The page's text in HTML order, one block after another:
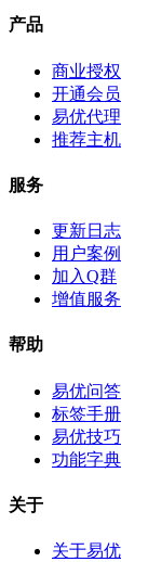
产品
商业授权
开通会员
易优代理
推荐主机
服务
更新日志
用户案例
加入Q群
增值服务
帮助
易优问答
标签手册
易优技巧
功能字典
关于
关于易优